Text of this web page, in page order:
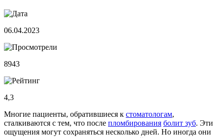
06.04.2023
8943
4,3
Многие пациенты, обратившиеся к стоматологам,
сталкиваются с тем, что после пломбирования болит зуб. Эти
ощущения могут сохраняться несколько дней. Но иногда они